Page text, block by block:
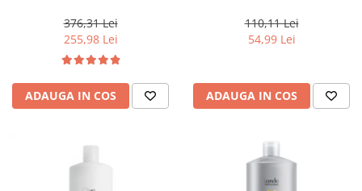
Salon Size
376,31 Lei
255,98 Lei
ADAUGA IN COS
110,11 Lei
54,99 Lei
ADAUGA IN COS